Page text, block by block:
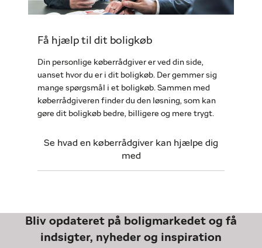
Få hjælp til dit boligkøb
Din personlige køberrådgiver er ved din side,
uanset hvor du er i dit boligkøb. Der gemmer sig
mange spørgsmål i et boligkøb. Sammen med
køberrådgiveren finder du den løsning, som kan
gøre dit boligkøb bedre, billigere og mere trygt.
Se hvad en køberrådgiver kan hjælpe dig
med
Bliv opdateret på boligmarkedet og få
indsigter, nyheder og inspiration